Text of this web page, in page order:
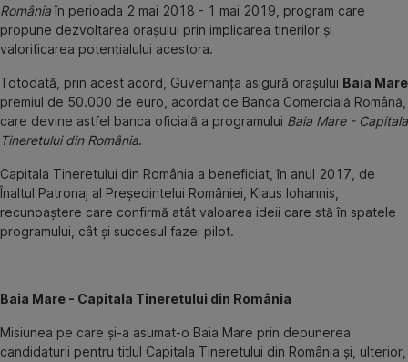
Româniaîn perioada 2 mai 2018 - 1 mai 2019, program care
propune dezvoltarea orașului prin implicarea tinerilor și
valorificarea potențialului acestora.
Totodată, prin acest acord, Guvernanța asigură orașului Baia Mare
premiul de 50.000 de euro, acordat de Banca Comercială Română,
care devine astfel banca oficială a programului Baia Mare - Capitala
Tineretului din România.
Capitala Tineretului din România a beneficiat, în anul 2017, de
Înaltul Patronaj al Președintelui României, Klaus Iohannis,
recunoaștere care confirmă atât valoarea ideii care stă în spatele
programului, cât și succesul fazei pilot.
Baia Mare - Capitala Tineretului din România
Misiunea pe care și-a asumat-o Baia Mare prin depunerea
candidaturii pentru titlul Capitala Tineretului din România și, ulterior,